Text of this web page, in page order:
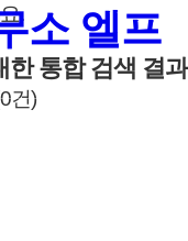
.
한 통합 검색 결
0건)